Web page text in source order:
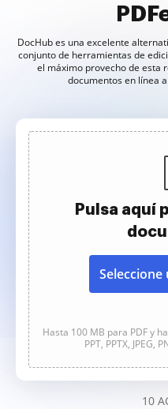
DocHub es una excelente
conjunto de herramientas de
el máximo provecho de esta
documentos en línea
Pulsa aquí
Hasta 100 MB para PDF y
PPT, PPTX, JPEG,
10